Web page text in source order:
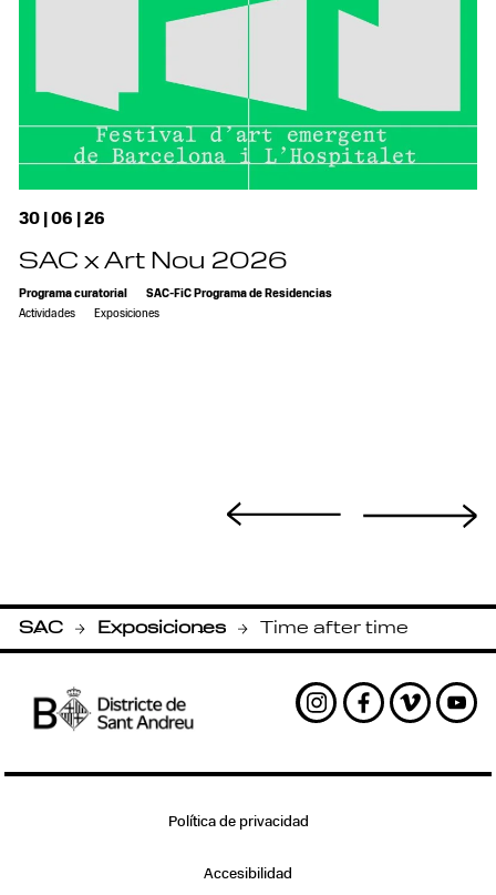
SAC
- Exposiciones
- Time after time
30 | 06 | 26
SAC x Art Nou 2026
Programa curatorial
SAC-FiC Programa de Residencias
Actividades
Exposiciones
Instagram
Facebook
Vimeo
Política de privacidad
Accesibilidad